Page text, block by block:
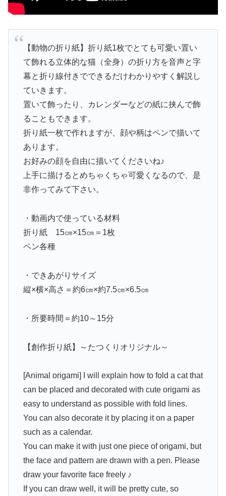
【動物の折り紙】折り紙1枚でとても可愛い置い
て飾れる立体的な猫（全身）の折り方を音声と字
幕と折り線付きでできるだけわかりやすく解説し
ていきます。
置いて飾ったり、カレンダーなどの紙に挟んで飾
ることもできます。
折り紙一枚で作れますが、顔や柄はペンで描いて
あります。
お好みの顔を自由に描いてくださいね♪
上手に描けるとめちゃくちゃ可愛くなるので、是
非作ってみて下さい。
・動画内で使っている材料
折り紙 15㎝×15㎝＝1枚
ペン各種
・できあがりサイズ
縦×横×高さ＝約6㎝×約7.5㎝×6.5㎝
・所要時間＝約10～15分
【創作折り紙】～たつくりオリジナル～
[Animal origami] I will explain how to fold a cat that
can be placed and decorated with cute origami as
easy to understand as possible with fold lines.
You can also decorate it by placing it on a paper
such as a calendar.
You can make it with just one piece of origami, but
the face and pattern are drawn with a pen. Please
draw your favorite face freely ♪
If you can draw well, it will be pretty cute, so